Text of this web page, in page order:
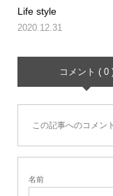
Life style
2020.12.31
コメント ( 0
この記事へのコメン
名前